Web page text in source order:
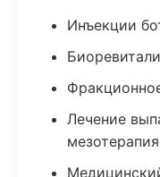
Инъекции
Лечение
мезотерапия